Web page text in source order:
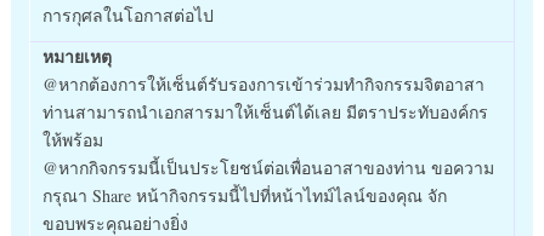
การกุศลในโอกาสต่อไป
หมายเหตุ
@หากต้องการให้เซ็นต์รับรองการเข้าร่วมทำกิจกรรมจิตอาสา
ท่านสามารถนำเอกสารมาให้เซ็นต์ได้เลย มีตราประทับองค์กร
ให้พร้อม
@หากกิจกรรมนี้เป็นประโยชน์ต่อเพื่อนอาสาของท่าน ขอความ
กรุณา Share หน้ากิจกรรมนี้ไปที่หน้าไทม์ไลน์ของคุณ จัก
ขอบพระคุณอย่างยิ่ง